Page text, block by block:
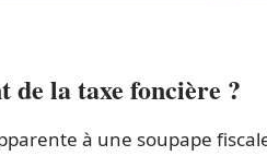
de la taxe foncière ?
à une soupape